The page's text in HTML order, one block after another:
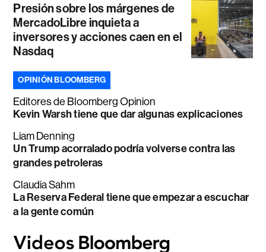
Presión sobre los márgenes de
MercadoLibre inquieta a
inversores y acciones caen en el
Nasdaq
OPINIÓN BLOOMBERG
Editores de Bloomberg Opinion
Kevin Warsh tiene que dar algunas explicaciones
Liam Denning
Un Trump acorralado podría volverse contra las
grandes petroleras
Claudia Sahm
La Reserva Federal tiene que empezar a escuchar
a la gente común